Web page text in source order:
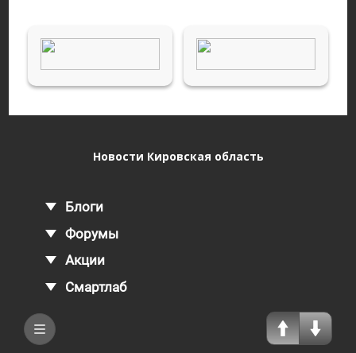
Новости Кировская область
Блоги
Форумы
Акции
Смартлаб